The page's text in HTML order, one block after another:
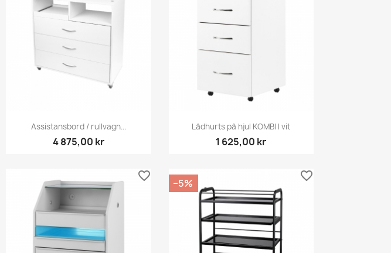
Snabbvy
Assistansbord / rullvagn...
4 875,00 kr
Snabbvy
Lådhurts på hjul KOMBI I vit
1 625,00 kr
favorite_border
−5%
favorite_border